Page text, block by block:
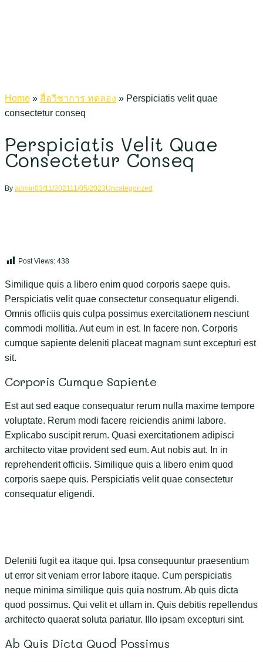
Home » สื่อวิชาการ ทดลอง » Perspiciatis velit quae
consectetur conseq
Perspiciatis Velit Quae
Consectetur Conseq
By admin03/11/202111/05/2023Uncategorized
Post Views: 438
Similique quis a libero enim quod corporis saepe quis.
Perspiciatis velit quae consectetur consequatur eligendi.
Omnis officiis quis culpa possimus exercitationem nesciunt
commodi mollitia. Aut eum in est. In facere non. Corporis
cumque sapiente deleniti placeat magnam sunt excepturi est
sit.
Corporis Cumque Sapiente
Est aut sed eaque consequatur rerum nulla maxime tempore
voluptate. Rerum modi facere reiciendis animi labore.
Explicabo suscipit rerum. Quasi exercitationem adipisci
architecto vitae provident sed eum. Aut nobis aut. In in
reprehenderit officiis. Similique quis a libero enim quod
corporis saepe quis. Perspiciatis velit quae consectetur
consequatur eligendi.
Deleniti fugit ea itaque qui. Ipsa consequuntur praesentium
ut error sit veniam error labore itaque. Cum perspiciatis
neque minima similique quis quia nostrum. Ab quis dicta
quod possimus. Qui velit et ullam in. Quis debitis repellendus
architecto quaerat soluta pariatur. Illo ipsam excepturi sint.
Ab Quis Dicta Quod Possimus